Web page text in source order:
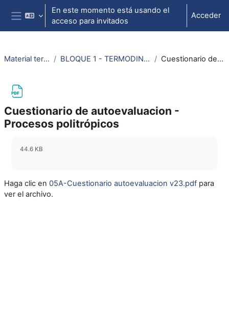
Salta al contenido principal
Panel lateral
En este momento está usando el
acceso para invitados
Acceder
Material termodinámica e ing. térmica BLOQUE 1 - TERMODINÁMICA: Tema 2. Primer Principio de la Termodinámica Cuestionario de autoevaluacion - Procesos politrópicos
Cuestionario de autoevaluacion -
Procesos politrópicos
44.6 KB
Haga clic en 05A-Cuestionario autoevaluacion v23.pdf para
ver el archivo.